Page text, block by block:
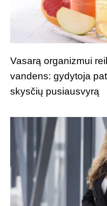
Vasarą organizmui
vandens: gydytoja
skysčių pusiausvyrą